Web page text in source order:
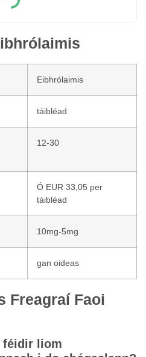
Eibhrólaimis
táibléad
12-30
Ó EUR 33,05 per
táibléad
10mg-5mg
gan oideas
Freagraí Faoi
féidir liom